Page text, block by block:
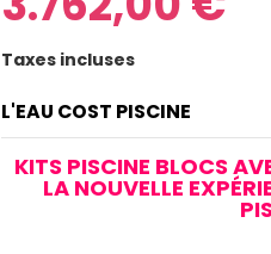
Taxes incluses
L'EAU COST PISCINE
KITS PISCINE BLOCS
LA NOUVELLE